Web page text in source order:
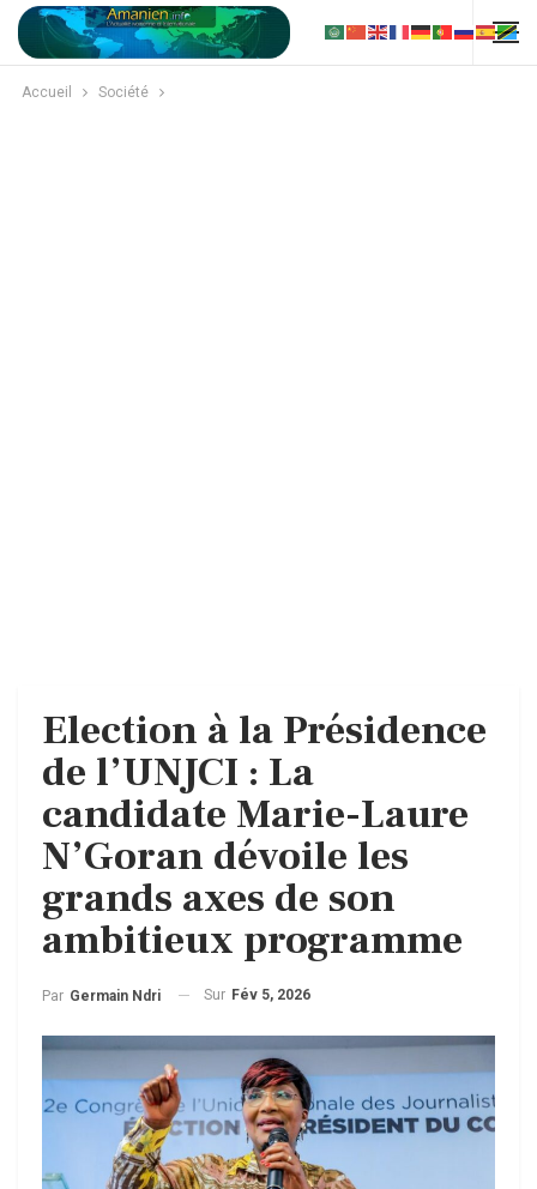
Accueil Société
Election à la Présidence
de l’UNJCI : La
candidate Marie-Laure
N’Goran dévoile les
grands axes de son
ambitieux programme
Par Germain Ndri Sur Fév 5, 2026